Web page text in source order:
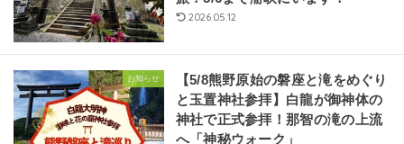
2026.05.12
お知らせ
【5/8熊野原始の磐座と滝をめぐり
と玉置神社参拝】白龍が御神体の
神社で正式参拝！那智の滝の上流
へ「神秘ウォーク」